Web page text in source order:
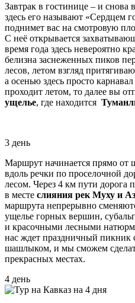
Завтрак в гостинице – и снова
здесь его называют «Сердцем
поднимет вас на смотровую
С неё открывается
время года здесь невероятно
белизна заснеженных пиков
лесов, летом взгляд
а осенью здесь просто
проходит летом, то далее вы
ущелье, где находится
3 день
Маршрут начинается прямо от
вдоль речки по проселочной
лесом. Через 4 км пути дорога
в месте слияния рек Муху и
маршрута непрерывно
ущелье горных вершин,
и красочными лесными
нас ждет праздничный пикник
шашлыком, и мы сможем
прекрасных местах.
4 день